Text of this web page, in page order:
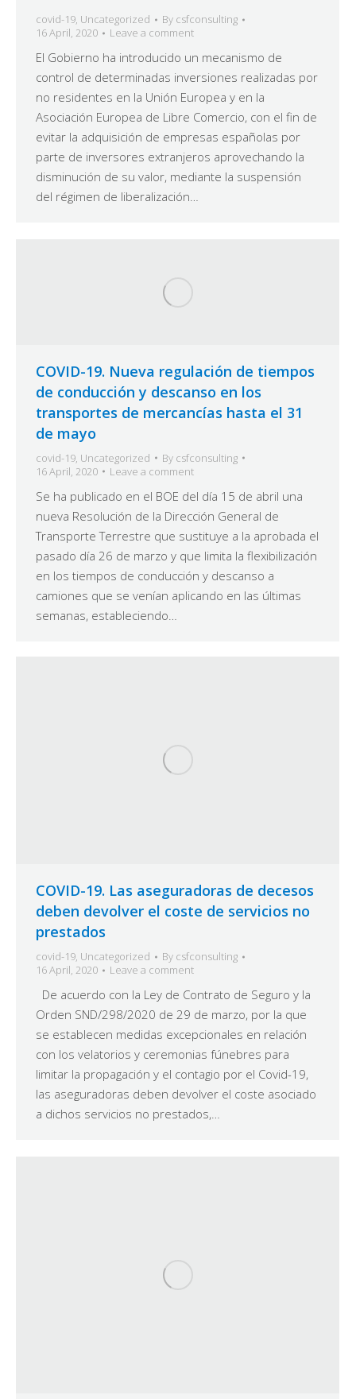
covid-19, Uncategorized By csfconsulting
16 April, 2020
Leave a comment
El Gobierno ha introducido un mecanismo de
control de determinadas inversiones realizadas por
no residentes en la Unión Europea y en la
Asociación Europea de Libre Comercio, con el fin de
evitar la adquisición de empresas españolas por
parte de inversores extranjeros aprovechando la
disminución de su valor, mediante la suspensión
del régimen de liberalización…
COVID-19. Nueva regulación de tiempos
de conducción y descanso en los
transportes de mercancías hasta el 31
de mayo
covid-19, Uncategorized By csfconsulting
16 April, 2020
Leave a comment
Se ha publicado en el BOE del día 15 de abril una
nueva Resolución de la Dirección General de
Transporte Terrestre que sustituye a la aprobada el
pasado día 26 de marzo y que limita la flexibilización
en los tiempos de conducción y descanso a
camiones que se venían aplicando en las últimas
semanas, estableciendo…
COVID-19. Las aseguradoras de decesos
deben devolver el coste de servicios no
prestados
covid-19, Uncategorized By csfconsulting
16 April, 2020
Leave a comment
De acuerdo con la Ley de Contrato de Seguro y la
Orden SND/298/2020 de 29 de marzo, por la que
se establecen medidas excepcionales en relación
con los velatorios y ceremonias fúnebres para
limitar la propagación y el contagio por el Covid-19,
las aseguradoras deben devolver el coste asociado
a dichos servicios no prestados,…